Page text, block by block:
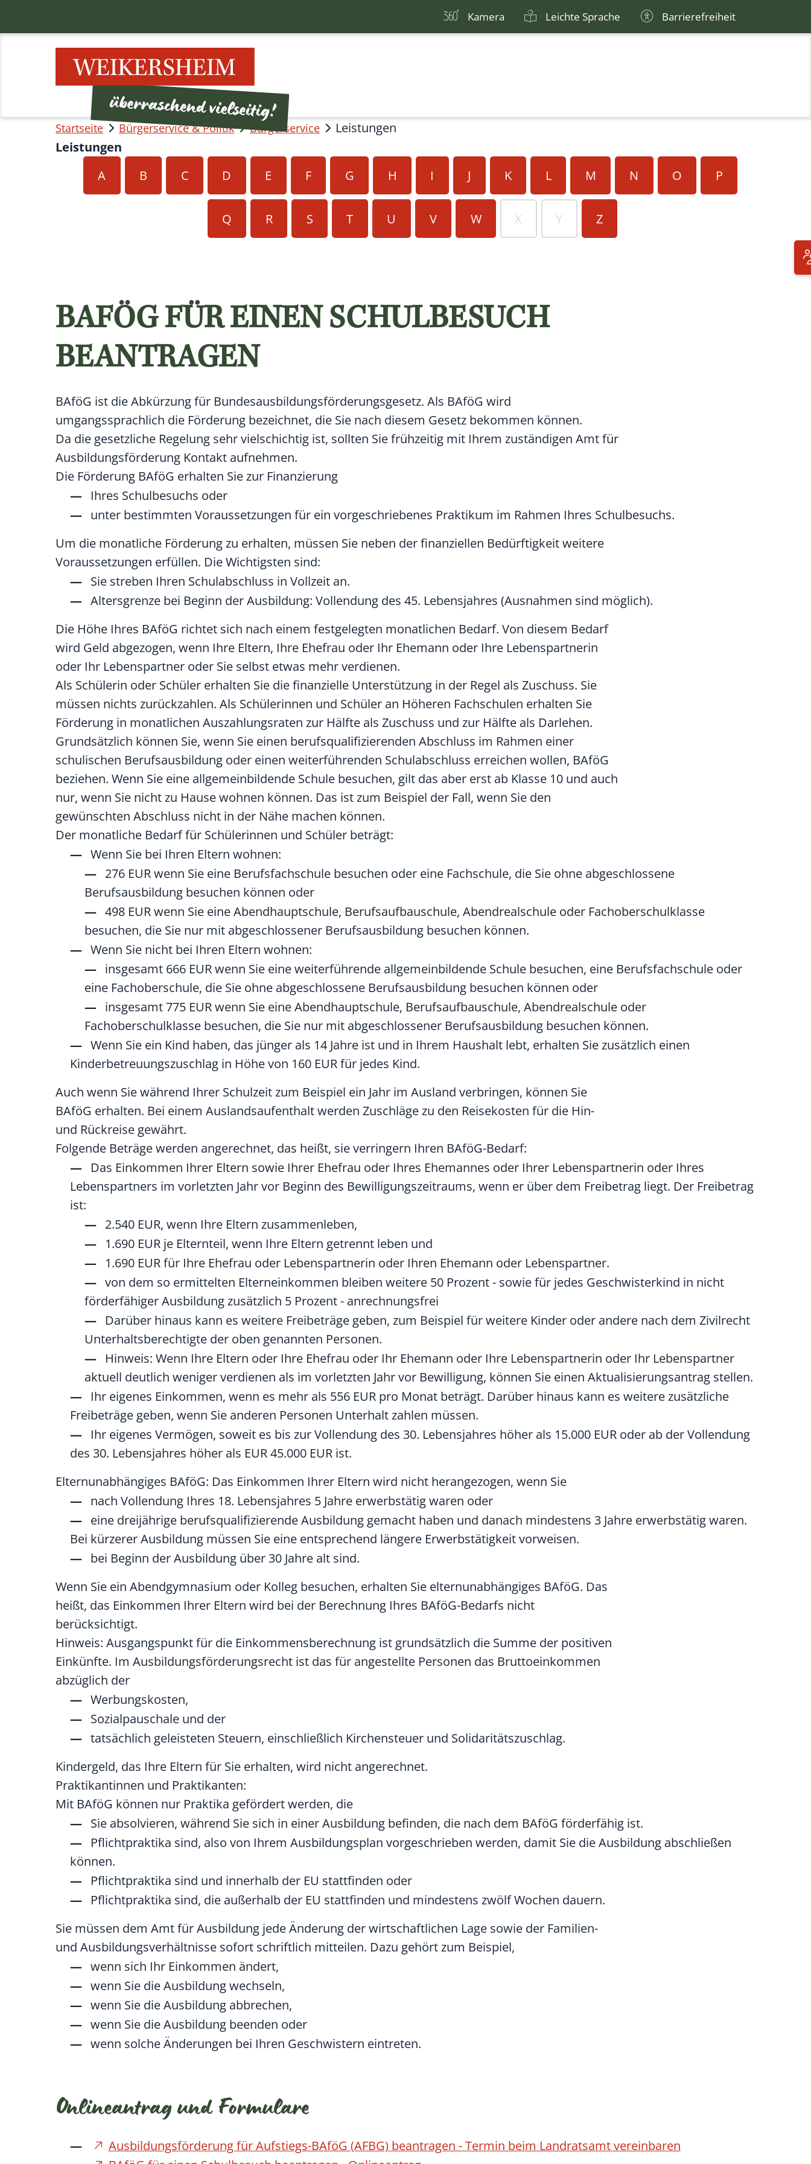
Kamera Leichte Sprache Barrierefreiheit
Startseite Bürgerservice & Politik Bürgerservice
Leistungen
Leistungen
A
B C D E F G H I J K L M N O P
Q R S T U V W X Y Z
BAFÖG FÜR EINEN SCHULBESUCH
BEANTRAGEN
BAföG ist die Abkürzung für Bundesausbildungsförderungsgesetz. Als BAföG wird
umgangssprachlich die Förderung bezeichnet, die Sie nach diesem Gesetz bekommen können.
Da die gesetzliche Regelung sehr vielschichtig ist, sollten Sie frühzeitig mit Ihrem zuständigen Amt für
Ausbildungsförderung Kontakt aufnehmen.
Die Förderung BAföG erhalten Sie zur Finanzierung
Ihres Schulbesuchs oder
unter bestimmten Voraussetzungen für ein vorgeschriebenes Praktikum im Rahmen Ihres Schulbesuchs.
Um die monatliche Förderung zu erhalten, müssen Sie neben der finanziellen Bedürftigkeit weitere
Voraussetzungen erfüllen. Die Wichtigsten sind:
Sie streben Ihren Schulabschluss in Vollzeit an.
Altersgrenze bei Beginn der Ausbildung: Vollendung des 45. Lebensjahres (Ausnahmen sind möglich).
Die Höhe Ihres BAföG richtet sich nach einem festgelegten monatlichen Bedarf. Von diesem Bedarf
wird Geld abgezogen, wenn Ihre Eltern, Ihre Ehefrau oder Ihr Ehemann oder Ihre Lebenspartnerin
oder Ihr Lebenspartner oder Sie selbst etwas mehr verdienen.
Als Schülerin oder Schüler erhalten Sie die finanzielle Unterstützung in der Regel als Zuschuss. Sie
müssen nichts zurückzahlen. Als Schülerinnen und Schüler an Höheren Fachschulen erhalten Sie
Förderung in monatlichen Auszahlungsraten zur Hälfte als Zuschuss und zur Hälfte als Darlehen.
Grundsätzlich können Sie, wenn Sie einen berufsqualifizierenden Abschluss im Rahmen einer
schulischen Berufsausbildung oder einen weiterführenden Schulabschluss erreichen wollen, BAföG
beziehen. Wenn Sie eine allgemeinbildende Schule besuchen, gilt das aber erst ab Klasse 10 und auch
nur, wenn Sie nicht zu Hause wohnen können. Das ist zum Beispiel der Fall, wenn Sie den
gewünschten Abschluss nicht in der Nähe machen können.
Der monatliche Bedarf für Schülerinnen und Schüler beträgt:
Wenn Sie bei Ihren Eltern wohnen:
276 EUR wenn Sie eine Berufsfachschule besuchen oder eine Fachschule, die Sie ohne abgeschlossene
Berufsausbildung besuchen können oder
498 EUR wenn Sie eine Abendhauptschule, Berufsaufbauschule, Abendrealschule oder Fachoberschulklasse
besuchen, die Sie nur mit abgeschlossener Berufsausbildung besuchen können.
Wenn Sie nicht bei Ihren Eltern wohnen:
insgesamt 666 EUR wenn Sie eine weiterführende allgemeinbildende Schule besuchen, eine Berufsfachschule oder
eine Fachoberschule, die Sie ohne abgeschlossene Berufsausbildung besuchen können oder
insgesamt 775 EUR wenn Sie eine Abendhauptschule, Berufsaufbauschule, Abendrealschule oder
Fachoberschulklasse besuchen, die Sie nur mit abgeschlossener Berufsausbildung besuchen können.
Wenn Sie ein Kind haben, das jünger als 14 Jahre ist und in Ihrem Haushalt lebt, erhalten Sie zusätzlich einen
Kinderbetreuungszuschlag in Höhe von 160 EUR für jedes Kind.
Auch wenn Sie während Ihrer Schulzeit zum Beispiel ein Jahr im Ausland verbringen, können Sie
BAföG erhalten. Bei einem Auslandsaufenthalt werden Zuschläge zu den Reisekosten für die Hin-
und Rückreise gewährt.
Folgende Beträge werden angerechnet, das heißt, sie verringern Ihren BAföG-Bedarf:
Das Einkommen Ihrer Eltern sowie Ihrer Ehefrau oder Ihres Ehemannes oder Ihrer Lebenspartnerin oder Ihres
Lebenspartners im vorletzten Jahr vor Beginn des Bewilligungszeitraums, wenn er über dem Freibetrag liegt. Der Freibetrag
ist:
2.540 EUR, wenn Ihre Eltern zusammenleben,
1.690 EUR je Elternteil, wenn Ihre Eltern getrennt leben und
1.690 EUR für Ihre Ehefrau oder Lebenspartnerin oder Ihren Ehemann oder Lebenspartner.
von dem so ermittelten Elterneinkommen bleiben weitere 50 Prozent - sowie für jedes Geschwisterkind in nicht
förderfähiger Ausbildung zusätzlich 5 Prozent - anrechnungsfrei
Darüber hinaus kann es weitere Freibeträge geben, zum Beispiel für weitere Kinder oder andere nach dem Zivilrecht
Unterhaltsberechtigte der oben genannten Personen.
Hinweis: Wenn Ihre Eltern oder Ihre Ehefrau oder Ihr Ehemann oder Ihre Lebenspartnerin oder Ihr Lebenspartner
aktuell deutlich weniger verdienen als im vorletzten Jahr vor Bewilligung, können Sie einen Aktualisierungsantrag stellen.
Ihr eigenes Einkommen, wenn es mehr als 556 EUR pro Monat beträgt. Darüber hinaus kann es weitere zusätzliche
Freibeträge geben, wenn Sie anderen Personen Unterhalt zahlen müssen.
Ihr eigenes Vermögen, soweit es bis zur Vollendung des 30. Lebensjahres höher als 15.000 EUR oder ab der Vollendung
des 30. Lebensjahres höher als EUR 45.000 EUR ist.
Elternunabhängiges BAföG: Das Einkommen Ihrer Eltern wird nicht herangezogen, wenn Sie
nach Vollendung Ihres 18. Lebensjahres 5 Jahre erwerbstätig waren oder
eine dreijährige berufsqualifizierende Ausbildung gemacht haben und danach mindestens 3 Jahre erwerbstätig waren.
Bei kürzerer Ausbildung müssen Sie eine entsprechend längere Erwerbstätigkeit vorweisen.
bei Beginn der Ausbildung über 30 Jahre alt sind.
Wenn Sie ein Abendgymnasium oder Kolleg besuchen, erhalten Sie elternunabhängiges BAföG. Das
heißt, das Einkommen Ihrer Eltern wird bei der Berechnung Ihres BAföG-Bedarfs nicht
berücksichtigt.
Hinweis: Ausgangspunkt für die Einkommensberechnung ist grundsätzlich die Summe der positiven
Einkünfte. Im Ausbildungsförderungsrecht ist das für angestellte Personen das Bruttoeinkommen
abzüglich der
Werbungskosten,
Sozialpauschale und der
tatsächlich geleisteten Steuern, einschließlich Kirchensteuer und Solidaritätszuschlag.
Kindergeld, das Ihre Eltern für Sie erhalten, wird nicht angerechnet.
Praktikantinnen und Praktikanten:
Mit BAföG können nur Praktika gefördert werden, die
Sie absolvieren, während Sie sich in einer Ausbildung befinden, die nach dem BAföG förderfähig ist.
Pflichtpraktika sind, also von Ihrem Ausbildungsplan vorgeschrieben werden, damit Sie die Ausbildung abschließen
können.
Pflichtpraktika sind und innerhalb der EU stattfinden oder
Pflichtpraktika sind, die außerhalb der EU stattfinden und mindestens zwölf Wochen dauern.
Sie müssen dem Amt für Ausbildung jede Änderung der wirtschaftlichen Lage sowie der Familien-
und Ausbildungsverhältnisse sofort schriftlich mitteilen. Dazu gehört zum Beispiel,
wenn sich Ihr Einkommen ändert,
wenn Sie die Ausbildung wechseln,
wenn Sie die Ausbildung abbrechen,
wenn Sie die Ausbildung beenden oder
wenn solche Änderungen bei Ihren Geschwistern eintreten.
Onlineantrag und Formulare
Ausbildungsförderung für Aufstiegs-BAföG (AFBG) beantragen - Termin beim Landratsamt vereinbaren